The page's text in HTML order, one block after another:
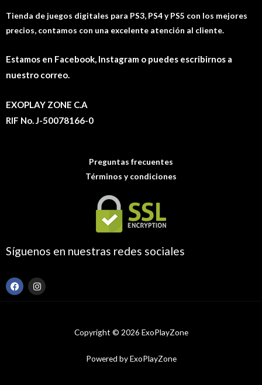
Tienda de juegos digitales para PS3, PS4 y PS5 con los mejores
precios, contamos con una excelente atención al cliente.
Estamos en Facebook, Instagram o puedes escribirnos a
nuestro correo.
EXOPLAY ZONE C.A
RIF No. J-50078166-0
Preguntas frecuentes
Términos y condiciones
Síguenos en nuestras redes sociales
F
a
I
n
Copyright © 2026 ExoPlayZone
Powered by ExoPlayZone